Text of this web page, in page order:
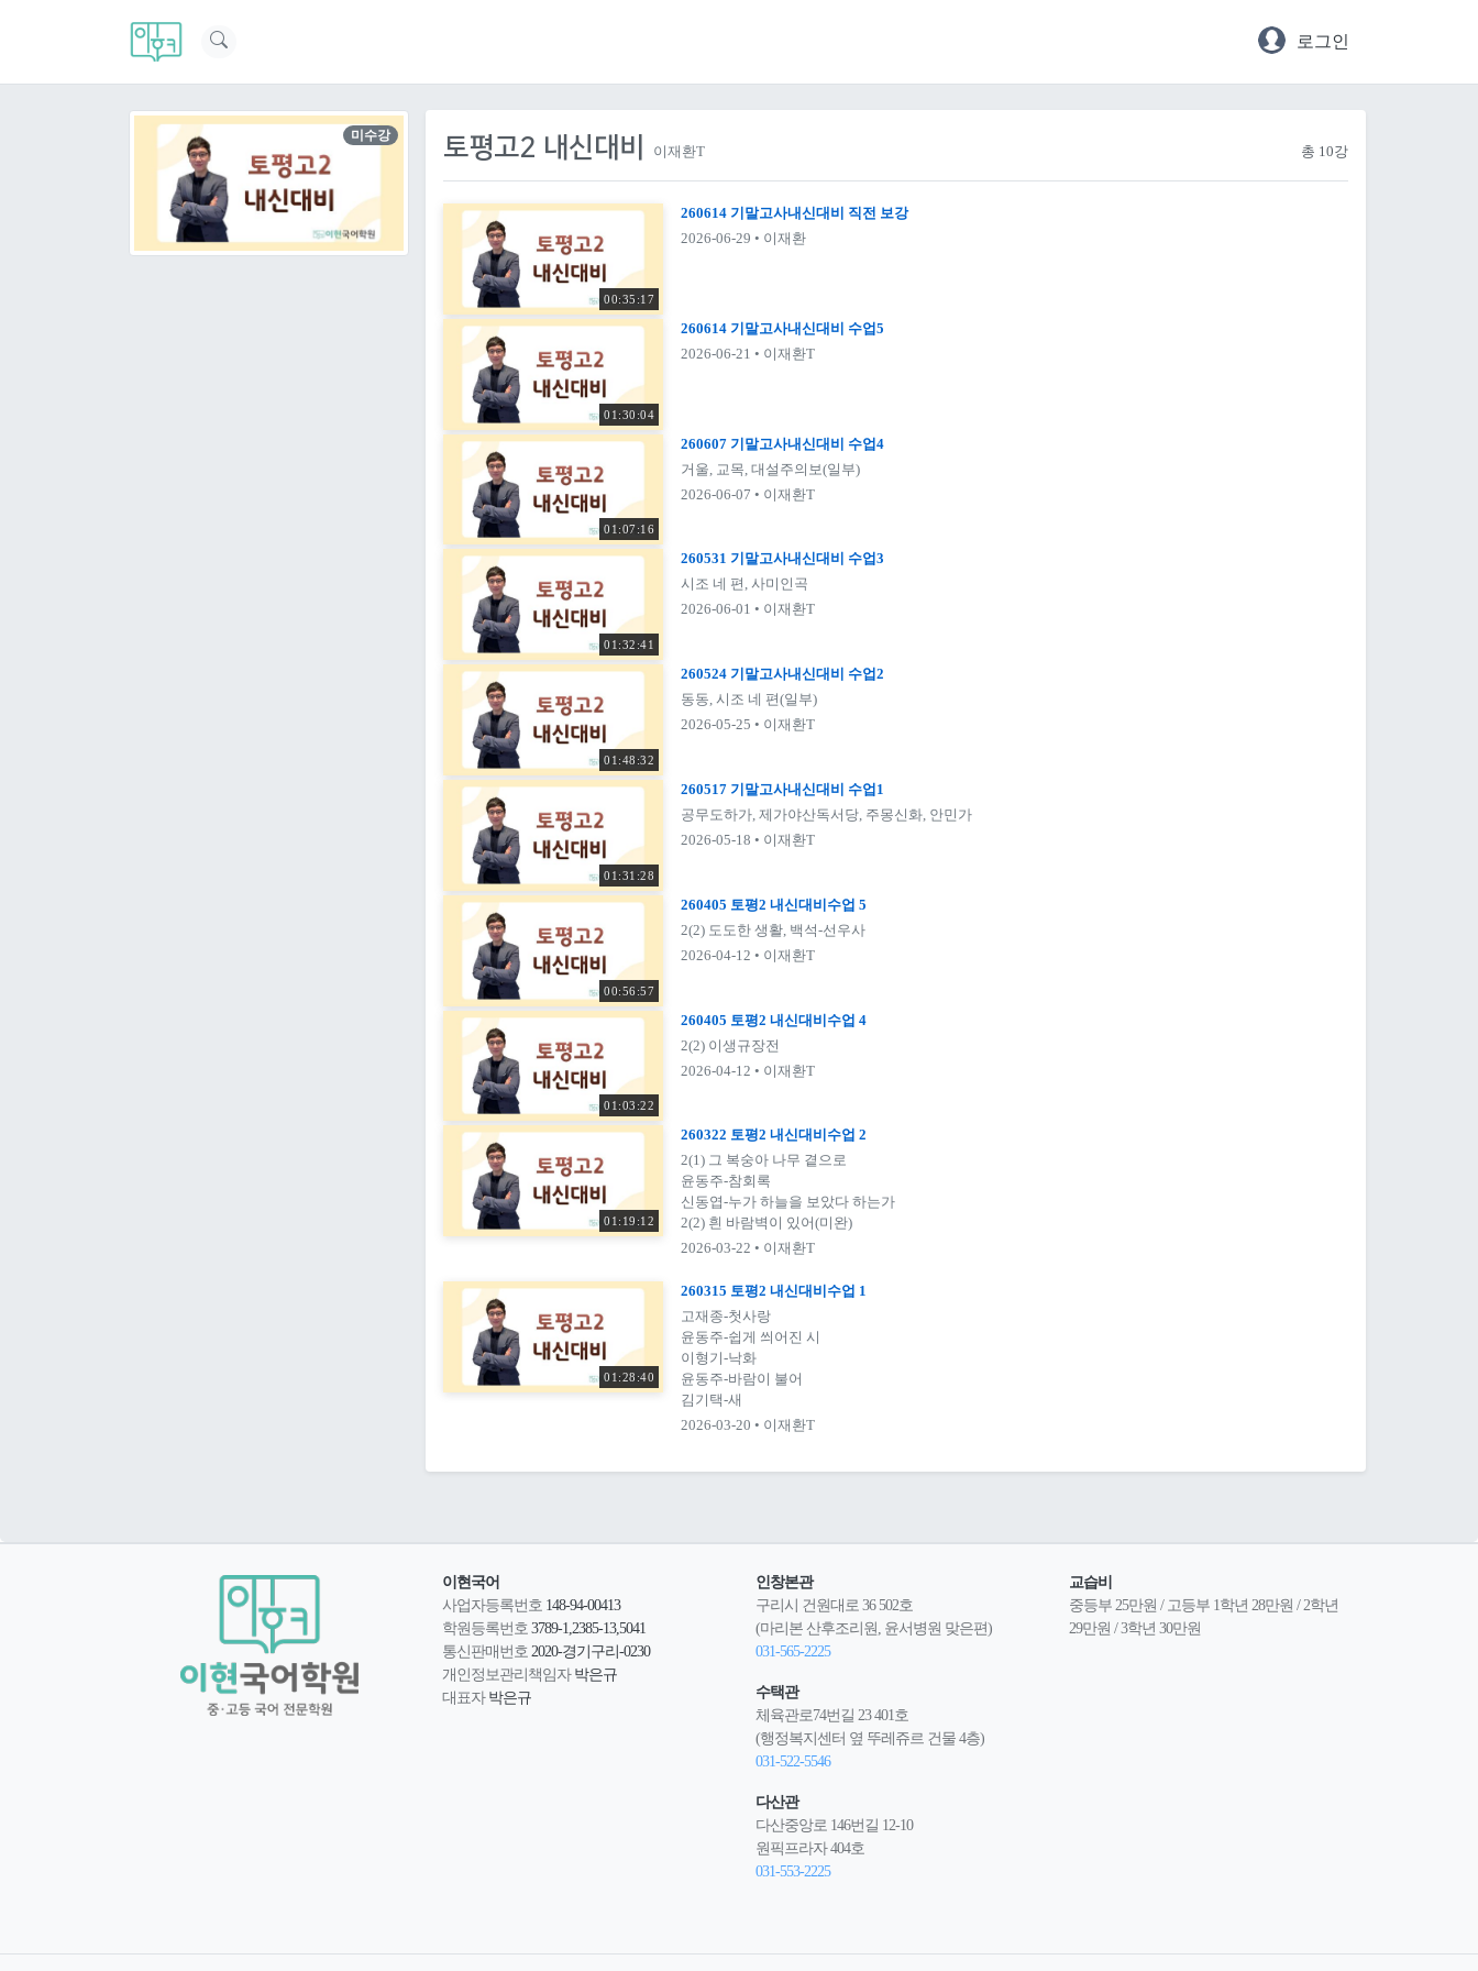
로그인
미수강 토평고2 내신대비 이재환T 총 10강
00:35:17
260614 기말고사내신대비 직전 보강
2026-06-29 • 이재환
01:30:04
260614 기말고사내신대비 수업5
2026-06-21 • 이재환T
01:07:16
260607 기말고사내신대비 수업4
거울, 교목, 대설주의보(일부)
2026-06-07 • 이재환T
01:32:41
260531 기말고사내신대비 수업3
시조 네 편, 사미인곡
2026-06-01 • 이재환T
01:48:32
260524 기말고사내신대비 수업2
동동, 시조 네 편(일부)
2026-05-25 • 이재환T
01:31:28
260517 기말고사내신대비 수업1
공무도하가, 제가야산독서당, 주몽신화, 안민가
2026-05-18 • 이재환T
00:56:57
260405 토평2 내신대비수업 5
2(2) 도도한 생활, 백석-선우사
2026-04-12 • 이재환T
01:03:22
260405 토평2 내신대비수업 4
2(2) 이생규장전
2026-04-12 • 이재환T
01:19:12
260322 토평2 내신대비수업 2
2(1) 그 복숭아 나무 곁으로
윤동주-참회록
신동엽-누가 하늘을 보았다 하는가
2(2) 흰 바람벽이 있어(미완)
2026-03-22 • 이재환T
01:28:40
260315 토평2 내신대비수업 1
고재종-첫사랑
윤동주-쉽게 씌어진 시
이형기-낙화
윤동주-바람이 불어
김기택-새
2026-03-20 • 이재환T
이현국어
사업자등록번호 148-94-00413
학원등록번호3789-1,2385-13,5041
통신판매번호2020-경기구리-0230
개인정보관리책임자박은규
대표자박은규
인창본관
구리시 건원대로 36 502호
(마리본 산후조리원, 윤서병원 맞은편)
031-565-2225
수택관
체육관로74번길 23 401호
(행정복지센터 옆 뚜레쥬르 건물 4층)
031-522-5546
다산관
다산중앙로 146번길 12-10
원픽프라자 404호
031-553-2225
교습비
중등부 25만원 / 고등부 1학년 28만원 / 2학년
29만원 / 3학년 30만원